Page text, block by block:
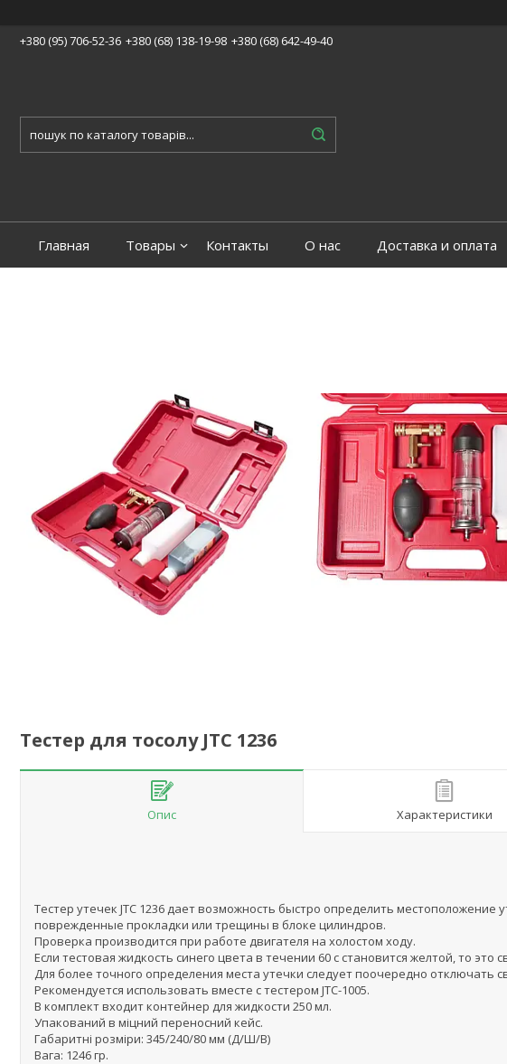
+380 (95) 706-52-36 +380 (68) 138-19-98 +380 (68) 642-49-40
Главная Товары Контакты О нас Доставка и оплата
Тестер для тосолу JTC 1236
Опис Характеристики
Тестер утечек JTC 1236 дает возможность быстро определить местоположение
поврежденные прокладки или трещины в блоке цилиндров.
Проверка производится при работе двигателя на холостом ходу.
Если тестовая жидкость синего цвета в течении 60 с становится желтой, то это
Для более точного определения места утечки следует поочередно отключать
Рекомендуется использовать вместе с тестером JTC-1005.
В комплект входит контейнер для жидкости 250 мл.
Упакований в міцний переносний кейс.
Габаритні розміри: 345/240/80 мм (Д/Ш/В)
Вага: 1246 гр.